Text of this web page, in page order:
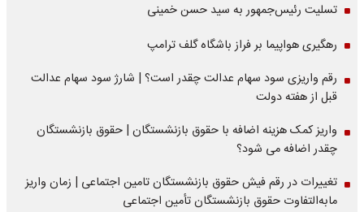
تسلیت رئیس‌جمهور به سید حسن خمینی
رهگیری هواپیما بر فراز باشگاه گلف ترامپ
رقم واریزی سود سهام عدالت چقدر است؟ | شارژ سود سهام عدالت
قبل از هفته دولت
واریز کمک هزینه اضافه با حقوق بازنشستگان | حقوق بازنشستگان
چقدر اضافه می شود؟
تغییرات در رقم فیش حقوق بازنشستگان تامین اجتماعی | زمان واریز
مابه‌التفاوت حقوق بازنشستگان تأمین اجتماعی